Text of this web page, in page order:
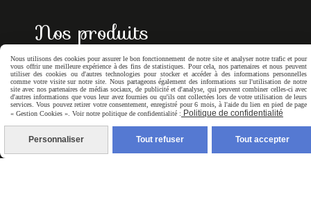
Nos produits
Vêtements Bébé
Les Unis
Accessoires Bébé
Nous utilisons des cookies pour assurer le bon fonctionnement de notre site et analyser notre trafic et pour
vous offrir une meilleure expérience à des fins de statistiques. Pour cela, nos partenaires et nous peuvent
utiliser des cookies ou d'autres technologies pour stocker et accéder à des informations personnelles
comme votre visite sur notre site. Nous partageons également des informations sur l'utilisation de notre
site avec nos partenaires de médias sociaux, de publicité et d'analyse, qui peuvent combiner celles-ci avec
d'autres informations que vous leur avez fournies ou qu'ils ont collectées lors de votre utilisation de leurs
services. Vous pouvez retirer votre consentement, enregistré pour 6 mois, à l'aide du lien en pied de page
« Gestion Cookies ». Voir notre politique de confidentialité : Politique de confidentialité
Personnaliser Tout refuser Tout accepter